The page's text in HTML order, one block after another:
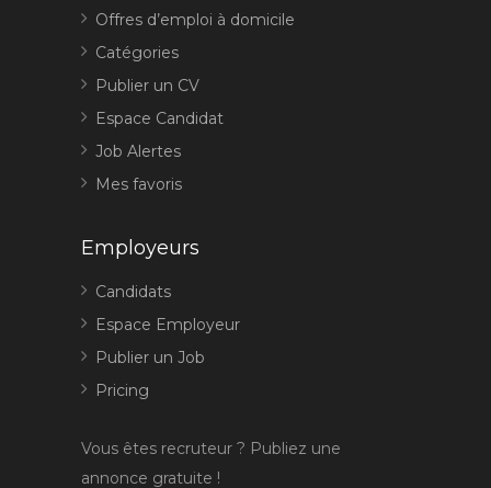
Offres d’emploi à domicile
Catégories
Publier un CV
Espace Candidat
Job Alertes
Mes favoris
Employeurs
Candidats
Espace Employeur
Publier un Job
Pricing
Vous êtes recruteur ? Publiez une
annonce gratuite !